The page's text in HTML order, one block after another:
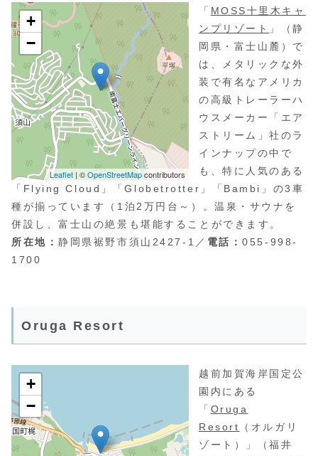
「 MOSS十里木キャ
ンプリゾート
」（静
岡県・富士山麓）で
は、メタリックな外
装で有名なアメリカ
の高級トレーラーハ
ウスメーカー「エア
ストリーム」社のラ
インナップの中で
も、特に人気のある
「Flying Cloud」「Globetrotter」「Bambi」の3車
種が揃っています（1泊2万円台～）。温泉・サウナを
併設し、富士山の絶景も堪能することができます。
所在地：静岡県裾野市須山2427-1／ 電話：055-998-
1700
Oruga Resort
越前加賀海岸国定公
園内にある
「 Oruga
Resort
（オルガリ
ゾート）」（福井